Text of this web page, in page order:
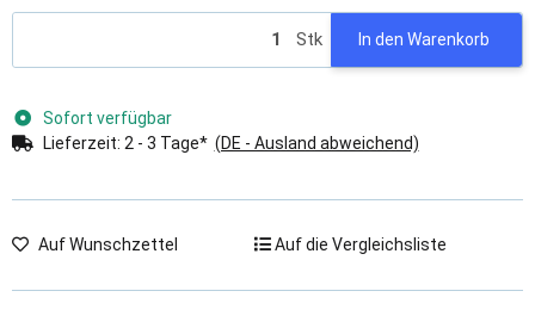
Stk In den Warenkorb
Sofort verfügbar
Lieferzeit: 2 - 3 Tage* (DE - Ausland abweichend)
Auf Wunschzettel Auf die Vergleichsliste